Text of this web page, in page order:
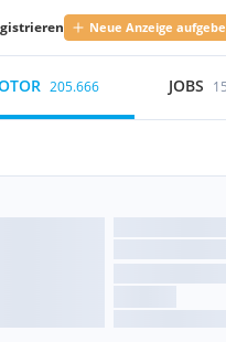
Neue Anzeige
205.666 JOBS